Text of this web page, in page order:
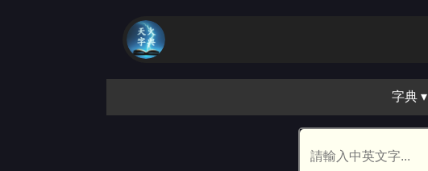
字典 ▾